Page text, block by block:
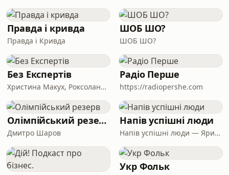
Правда і кривда
Правда і Кривда
ШОБ ШО?
ШОБ ШО?
Без Експертів
Христина Макух, Роксолана Кіт та Ярослав Борисюк
Радіо Перше
https://radiopershe.com
Олімпійський резерв
Дмитро Шаров
Напів успішні люди
Напів успішні люди — Ярина Біла та Оксана Каленченко
Укр Фольк